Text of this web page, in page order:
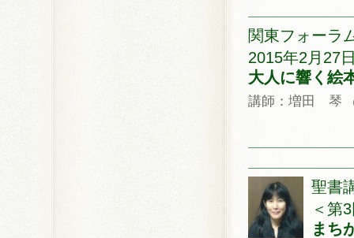
関東フォー
2015年2月27
大人に響く
講師：増田 琴
聖書
＜第
まち